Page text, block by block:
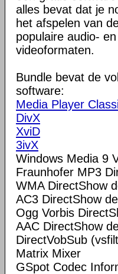
alles bevat dat je
het afspelen van
populaire audio- en
videoformaten.
Bundle bevat de
software:
Media Player
DivX
XviD
3ivX
Windows Media 9
Fraunhofer MP3
WMA DirectShow
AC3 DirectShow
Ogg Vorbis
AAC DirectShow
DirectVobSub
Matrix Mixer
GSpot Codec